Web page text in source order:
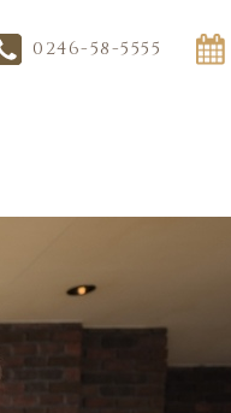
0246-58-5555